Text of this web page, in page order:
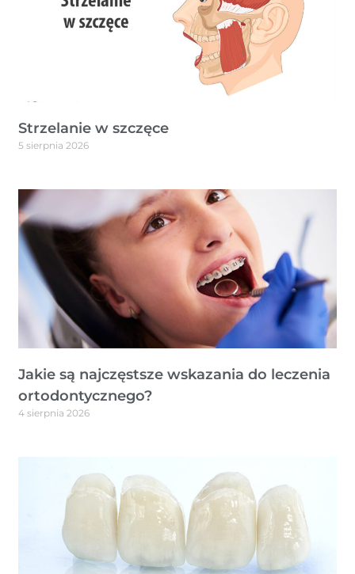
Strzelanie w szczęce
5 sierpnia 2026
Jakie są najczęstsze wskazania do leczenia
ortodontycznego?
4 sierpnia 2026